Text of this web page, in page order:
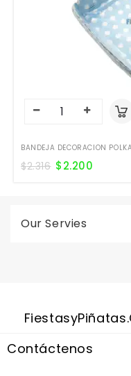
BANDEJA DECORACION
$2.316 $2.200
Our Servies
Contáctenos